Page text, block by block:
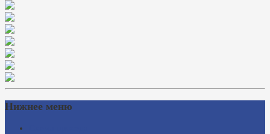
Нижнее меню